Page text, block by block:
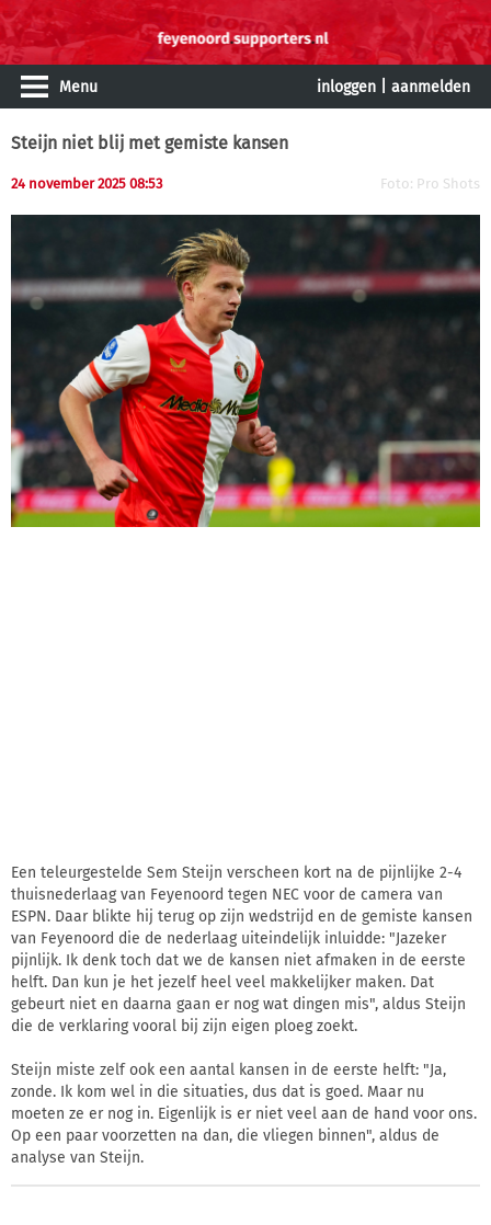
Menu inloggen aanmelden
Steijn niet blij met gemiste kansen
24 november 2025 08:53 Foto: Pro Shots
Een teleurgestelde Sem Steijn verscheen kort na de pijnlijke 2-4
thuisnederlaag van Feyenoord tegen NEC voor de camera van
ESPN. Daar blikte hij terug op zijn wedstrijd en de gemiste kansen
van Feyenoord die de nederlaag uiteindelijk inluidde: "Jazeker
pijnlijk. Ik denk toch dat we de kansen niet afmaken in de eerste
helft. Dan kun je het jezelf heel veel makkelijker maken. Dat
gebeurt niet en daarna gaan er nog wat dingen mis", aldus Steijn
die de verklaring vooral bij zijn eigen ploeg zoekt.
Steijn miste zelf ook een aantal kansen in de eerste helft: "Ja,
zonde. Ik kom wel in die situaties, dus dat is goed. Maar nu
moeten ze er nog in. Eigenlijk is er niet veel aan de hand voor ons.
Op een paar voorzetten na dan, die vliegen binnen", aldus de
analyse van Steijn.